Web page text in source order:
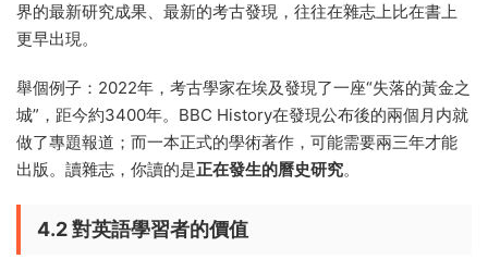
界的最新研究成果、最新的考古發現，往往在雜志上比在書上
更早出現。
舉個例子：2022年，考古學家在埃及發現了一座“失落的黃金之
城”，距今約3400年。BBC History在發現公布後的兩個月内就
做了專題報道；而一本正式的學術著作，可能需要兩三年才能
出版。讀雜志，你讀的是正在發生的曆史研究。
4.2 對英語學習者的價值